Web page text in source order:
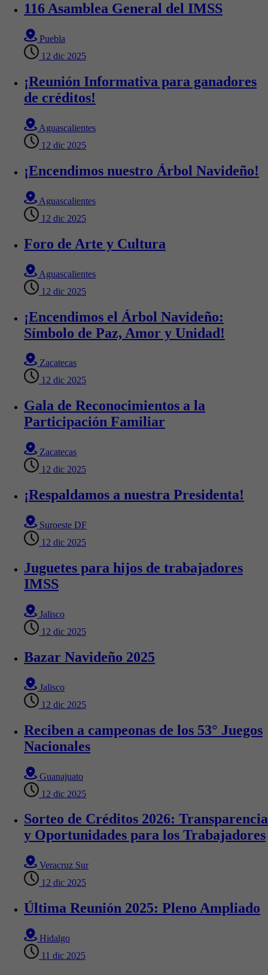
116 Asamblea General del IMSS
Puebla
12 dic 2025
¡Reunión Informativa para ganadores
de créditos!
Aguascalientes
12 dic 2025
¡Encendimos nuestro Árbol Navideño!
Aguascalientes
12 dic 2025
Foro de Arte y Cultura
Aguascalientes
12 dic 2025
¡Encendimos el Árbol Navideño:
Símbolo de Paz, Amor y Unidad!
Zacatecas
12 dic 2025
Gala de Reconocimientos a la
Participación Familiar
Zacatecas
12 dic 2025
¡Respaldamos a nuestra Presidenta!
Suroeste DF
12 dic 2025
Juguetes para hijos de trabajadores
IMSS
Jalisco
12 dic 2025
Bazar Navideño 2025
Jalisco
12 dic 2025
Reciben a campeonas de los 53° Juegos
Nacionales
Guanajuato
12 dic 2025
Sorteo de Créditos 2026: Transparencia
y Oportunidades para los Trabajadores
Veracruz Sur
12 dic 2025
Última Reunión 2025: Pleno Ampliado
Hidalgo
11 dic 2025